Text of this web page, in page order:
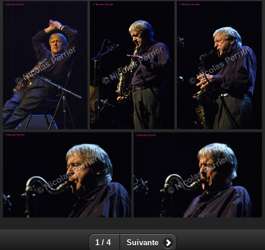
1 / 4 Suivante